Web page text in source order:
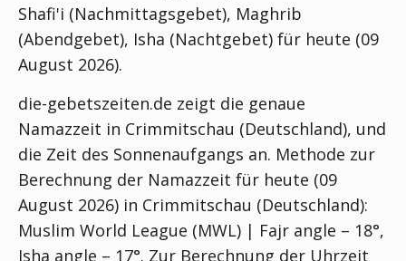
Shafi'i (Nachmittagsgebet), Maghrib
(Abendgebet), Isha (Nachtgebet) für heute (09
August 2026).
die-gebetszeiten.de zeigt die genaue
Namazzeit in Crimmitschau (Deutschland), und
die Zeit des Sonnenaufgangs an. Methode zur
Berechnung der Namazzeit für heute (09
August 2026) in Crimmitschau (Deutschland):
Muslim World League (MWL) | Fajr angle – 18°,
Isha angle – 17°. Zur Berechnung der Uhrzeit